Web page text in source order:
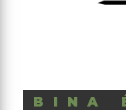
BINA